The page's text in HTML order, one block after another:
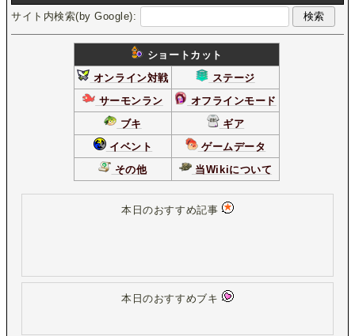
サイト内検索(by Google):
ショートカット
オンライン対戦
ステージ
サーモンラン
オフラインモード
ブキ
ギア
イベント
ゲームデータ
その他
当Wikiについて
本日のおすすめ記事
本日のおすすめブキ